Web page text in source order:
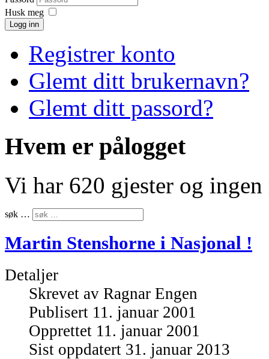
Husk meg
Logg inn
Registrer konto
Glemt ditt brukernavn?
Glemt ditt passord?
Hvem er pålogget
Vi har 620 gjester og ingen
søk …
Martin Stenshorne i Nasjonal !
Detaljer
Skrevet av Ragnar Engen
Publisert 11. januar 2001
Opprettet 11. januar 2001
Sist oppdatert 31. januar 2013